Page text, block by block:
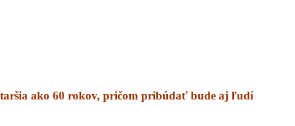
ako 60 rokov, pričom pribúdať bude aj ľudí